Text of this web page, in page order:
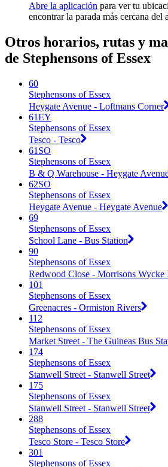
Abre la aplicación para ver tu
encontrar la parada más cercana del
Otros horarios, rutas y
de Stephensons of Essex
60
Stephensons of Essex
Heygate Avenue - Loftmans Corner
61EY
Stephensons of Essex
Tesco - Tesco
61SO
Stephensons of Essex
B & Q Warehouse - Heygate
62SO
Stephensons of Essex
Heygate Avenue - Heygate Avenue
69
Stephensons of Essex
School Lane - Bus Station
90
Stephensons of Essex
Redwood Close - Morrisons Wycke
101
Stephensons of Essex
Greenacres - Ormiston Rivers
112
Stephensons of Essex
Market Street - The Guineas Bus
174
Stephensons of Essex
Stanwell Street - Stanwell Street
175
Stephensons of Essex
Stanwell Street - Stanwell Street
288
Stephensons of Essex
Tesco Store - Tesco Store
301
Stephensons of Essex